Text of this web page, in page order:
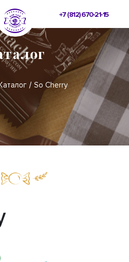
+7 (812) 670-21-15
So Cherry